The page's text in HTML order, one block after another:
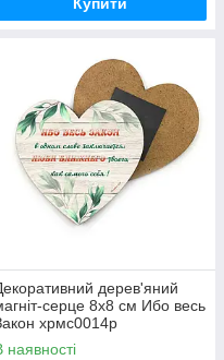
дерев'яний
серце 8х8 см Ибо весь
хрмс0014р
наявності